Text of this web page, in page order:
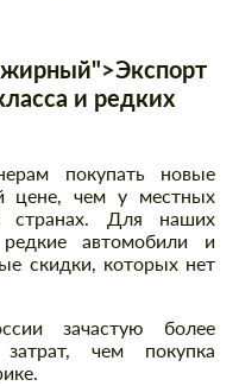
и редких
покупать новые
цене, чем у местных
странах. Для наших
автомобили и
скидки, которых нет
зачастую более
чем покупка